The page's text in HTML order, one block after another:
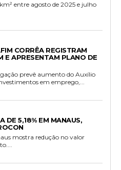
entre agosto de 2025 e julho
CORRÊA REGISTRAM
E APRESENTAM PLANO DE
prevê aumento do Auxílio
em emprego,...
DE 5,18% EM MANAUS,
mostra redução no valor